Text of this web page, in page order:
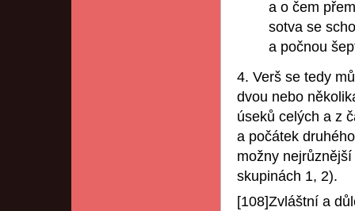
a o čem
sotva se
a počnou
4. Verš se tedy
dvou nebo
úseků celých a z
a počátek
možny
skupinách 1, 2).
[108]Zvláštní a